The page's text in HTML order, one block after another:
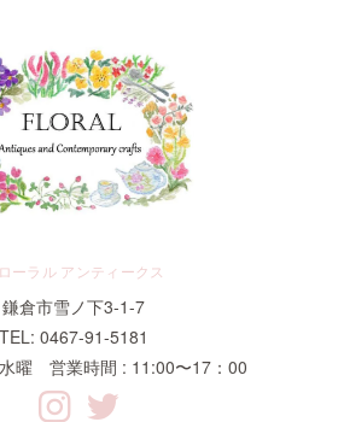
ーラル アンティークス
鎌倉市雪ノ下3-1-7
TEL: 0467-91-5181
曜 営業時間 : 11:00〜17：00